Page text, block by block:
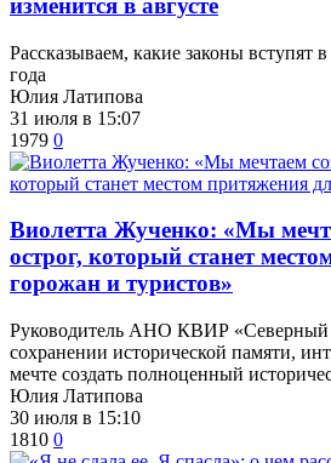
изменится в августе
Рассказываем, какие законы вступят
года
Юлия Латипова
31 июля в 15:07
1979 0
Виолетта Жученко: «Мы
острог, который станет
горожан и туристов»
Руководитель АНО КВИР «Северный
сохранении исторической памяти,
мечте создать полноценный
Юлия Латипова
30 июля в 15:10
1810 0